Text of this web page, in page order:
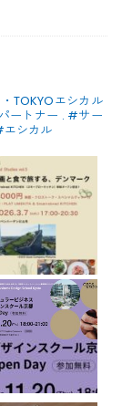
・TOKYOエシカル
ートナー . #サー
シカル